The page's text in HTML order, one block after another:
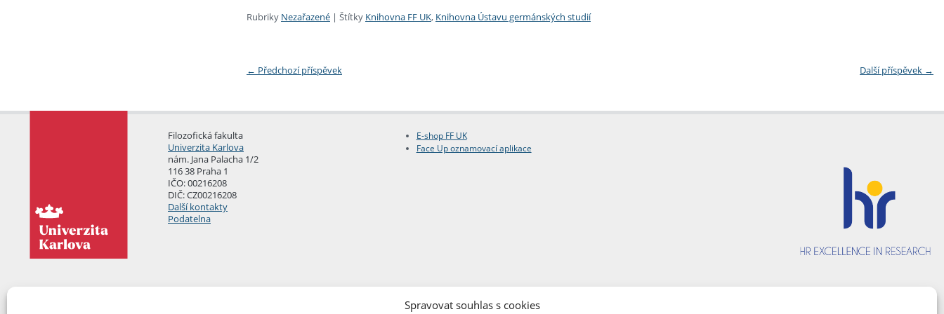
Spravovat souhlas s cookies
Rubriky Nezařazené | Štítky Knihovna FF UK, Knihovna Ústavu germánských studií
← Předchozí příspěvek Další příspěvek →
Filozofická fakulta
Univerzita Karlova
nám. Jana Palacha 1/2
116 38 Praha 1
IČO: 00216208
DIČ: CZ00216208
Další kontakty
Podatelna
E-shop FF UK
Face Up oznamovací aplikace
Copyright © FF UK 2026 Design: